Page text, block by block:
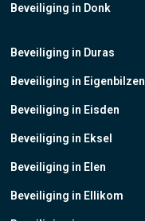
Beveiliging in Donk
Beveiliging in Duras
Beveiliging in Eigenbilzen
Beveiliging in Eisden
Beveiliging in Eksel
Beveiliging in Elen
Beveiliging in Ellikom